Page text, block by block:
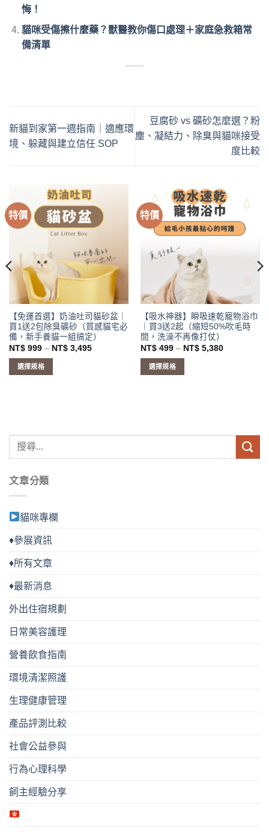
悔！
貓咪受傷擦什麼藥？獸醫教你傷口處理＋家庭急救箱常
備清單
新貓到家第一週指南｜適應環
境、躲藏與建立信任 SOP
豆腐砂 vs 礦砂怎麼選？粉
塵、凝結力、除臭與貓咪接受
度比較
特價
【免運首選】奶油吐司貓砂盆｜
買1送2包除臭礦砂（質感貓宅必
備，新手養貓一組搞定）
NT$999 – NT$3,495價
選擇規格
款
可
在
品
面
選
擇
選
特價
【吸水神器】瞬吸速乾寵物浴巾
｜買3送2起（縮短50%吹毛時
間，洗澡不再像打仗）
NT$499 – NT$5,380價
選擇規格
款
文章分類
貓咪專欄
♦參展資訊
♦所有文章
♦最新消息
外出住宿規劃
日常美容護理
營養飲食指南
環境清潔照護
生理健康管理
產品評測比較
社會公益參與
行為心理科學
飼主經驗分享